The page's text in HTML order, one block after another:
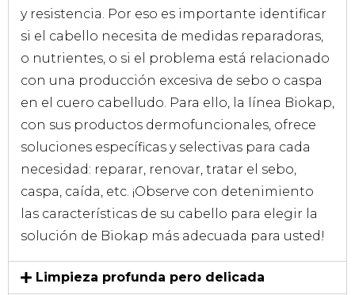
y resistencia. Por eso es importante identificar
si el cabello necesita de medidas reparadoras,
o nutrientes, o si el problema está relacionado
con una producción excesiva de sebo o caspa
en el cuero cabelludo. Para ello, la línea Biokap,
con sus productos dermofuncionales, ofrece
soluciones específicas y selectivas para cada
necesidad: reparar, renovar, tratar el sebo,
caspa, caída, etc. ¡Observe con detenimiento
las características de su cabello para elegir la
solución de Biokap más adecuada para usted!
Limpieza profunda pero delicada